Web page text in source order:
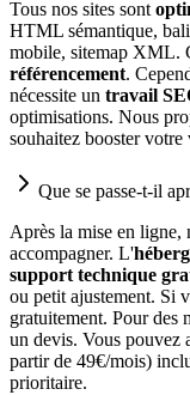
Tous nos sites sont
HTML sémantique,
mobile, sitemap XML.
référencement.
nécessite un travail
optimisations. Nous
souhaitez booster
Que se passe-t-il
Après la mise en ligne,
accompagner. L'
support technique
ou petit ajustement. Si
gratuitement. Pour des
un devis. Vous pouvez
partir de 49€/mois)
prioritaire.